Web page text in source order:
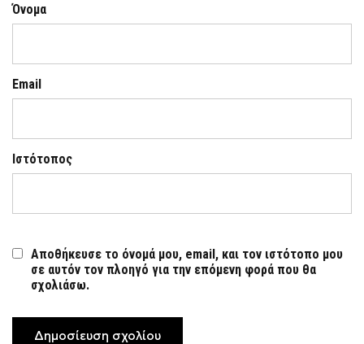
Όνομα
Email
Ιστότοπος
Αποθήκευσε το όνομά μου, email, και τον ιστότοπο μου
σε αυτόν τον πλοηγό για την επόμενη φορά που θα
σχολιάσω.